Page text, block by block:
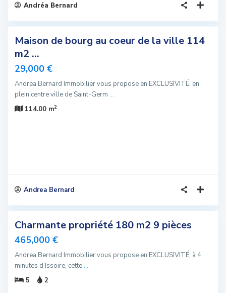
Andréa Bernard
Maison de bourg au coeur de la ville 114
m2 ...
29,000 €
Andrea Bernard Immobilier vous propose en EXCLUSIVITÉ, en
plein centre ville de Saint-Germ ...
114.00 m2
Andrea Bernard
Charmante propriété 180 m2 9 pièces
465,000 €
Andrea Bernard Immobilier vous propose en EXCLUSIVITÉ, à 4
minutes d’Issoire, cette...
5
2